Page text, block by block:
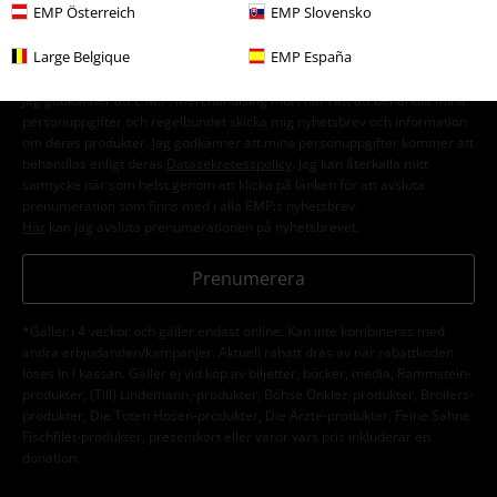
EMP Österreich EMP Slovensko
Large Belgique EMP España
Jag godkänner att E.M.P. Merchandising mbH har rätt att behandla mina
personuppgifter och regelbundet skicka mig nyhetsbrev och information
om deras produkter. Jag godkänner att mina personuppgifter kommer att
behandlas enligt deras
Datasekretesspolicy
. Jag kan återkalla mitt
samtycke när som helst genom att klicka på länken för att avsluta
prenumeration som finns med i alla EMP:s nyhetsbrev.
Här kan jag avsluta prenumerationen på nyhetsbrevet.
Prenumerera
*Gäller i 4 veckor och gäller endast online. Kan inte kombineras med
andra erbjudanden/kampanjer. Aktuell rabatt dras av när rabattkoden
löses in i kassan. Gäller ej vid köp av biljetter, böcker, media, Rammstein-
produkter, (Till) Lindemann,-produkter, Böhse Onklez-produkter, Broilers-
produkter, Die Toten Hosen-produkter, Die Ärzte-produkter, Feine Sahne
Fischfilet-produkter, presentkort eller varor vars pris inkluderar en
donation.